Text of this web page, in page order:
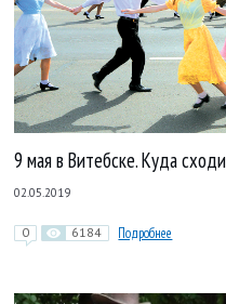
9 мая в Витебске. Куда
02.05.2019
0 6184 Подробнее